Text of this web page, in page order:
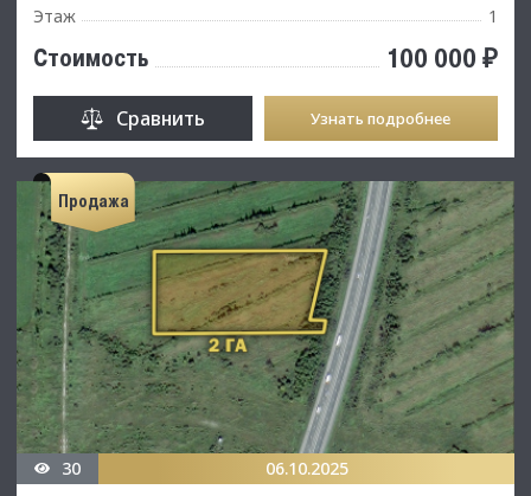
Этаж
1
Стоимость 100 000 ₽
Сравнить Узнать подробнее
Продажа
30 06.10.2025